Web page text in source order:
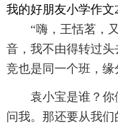
我的好朋友小学作文
“嗨，王恬茗，
音，我不由得转过
竞也是同一个班，缘
袁小宝是谁？
问我。那还要从我